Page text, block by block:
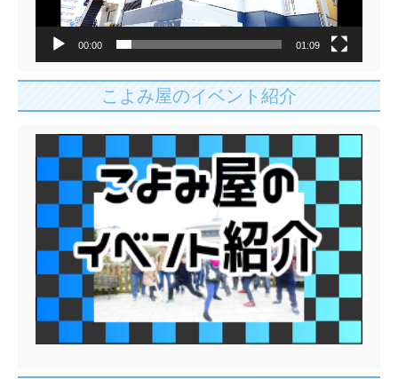
00:00 01:09
こよみ屋のイベント紹介